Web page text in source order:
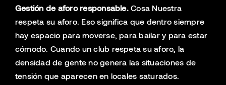
Gestión de aforo responsable.Cosa Nuestra
respeta su aforo. Eso significa que dentro siempre
hay espacio para moverse, para bailar y para estar
cómodo. Cuando un club respeta su aforo, la
densidad de gente no genera las situaciones de
tensión que aparecen en locales saturados.